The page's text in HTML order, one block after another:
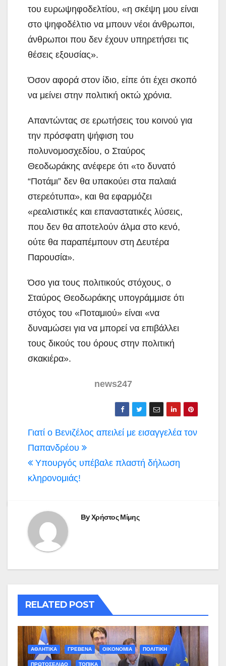
του ευρωψηφοδελτίου, «η σκέψη μου είναι
στο ψηφοδέλτιο να μπουν νέοι άνθρωποι,
άνθρωποι που δεν έχουν υπηρετήσει τις
θέσεις εξουσίας».
Όσον αφορά στον ίδιο, είπε ότι έχει σκοπό
να μείνει στην πολιτική οκτώ χρόνια.
Απαντώντας σε ερωτήσεις του κοινού για
την πρόσφατη ψήφιση του
πολυνομοσχεδίου, ο Σταύρος
Θεοδωράκης ανέφερε ότι «το δυνατό
“Ποτάμι” δεν θα υπακούει στα παλαιά
στερεότυπα», και θα εφαρμόζει
«ρεαλιστικές και επαναστατικές λύσεις,
που δεν θα αποτελούν άλμα στο κενό,
ούτε θα παραπέμπουν στη Δευτέρα
Παρουσία».
Όσο για τους πολιτικούς στόχους, ο
Σταύρος Θεοδωράκης υπογράμμισε ότι
στόχος του «Ποταμιού» είναι «να
δυναμώσει για να μπορεί να επιβάλλει
τους δικούς του όρους στην πολιτική
σκακιέρα».
news247
Πλοήγηση
άρθρων
Γιατί ο Βενιζέλος απειλεί με εισαγγελέα τον
Παπανδρέου
Υπουργός υπέβαλε πλαστή δήλωση
κληρονομιάς!
ByΧρήστος Μίμης
RELATED POST
ΑΘΛΗΤΙΚΑ ΓΡΕΒΕΝΑ ΟΙΚΟΝΟΜΙΑ ΠΟΛΙΤΙΚΗ
ΠΡΩΤΟΣΕΛΙΔΟ ΤΟΠΙΚΑ